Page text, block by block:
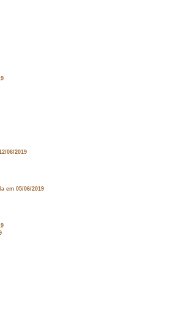
06/2019
em 05/06/2019